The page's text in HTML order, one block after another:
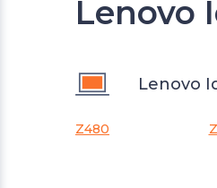
Lenovo
Lenovo
Z480